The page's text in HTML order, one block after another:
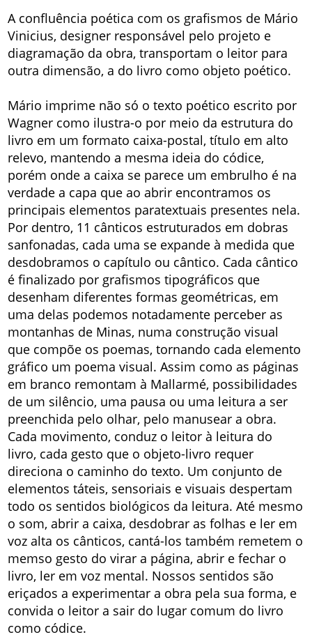
A confluência poética com os grafismos de Mário
Vinicius, designer responsável pelo projeto e
diagramação da obra, transportam o leitor para
outra dimensão, a do livro como objeto poético.
Mário imprime não só o texto poético escrito por
Wagner como ilustra-o por meio da estrutura do
livro em um formato caixa-postal, título em alto
relevo, mantendo a mesma ideia do códice,
porém onde a caixa se parece um embrulho é na
verdade a capa que ao abrir encontramos os
principais elementos paratextuais presentes nela.
Por dentro, 11 cânticos estruturados em dobras
sanfonadas, cada uma se expande à medida que
desdobramos o capítulo ou cântico. Cada cântico
é finalizado por grafismos tipográficos que
desenham diferentes formas geométricas, em
uma delas podemos notadamente perceber as
montanhas de Minas, numa construção visual
que compõe os poemas, tornando cada elemento
gráfico um poema visual. Assim como as páginas
em branco remontam à Mallarmé, possibilidades
de um silêncio, uma pausa ou uma leitura a ser
preenchida pelo olhar, pelo manusear a obra.
Cada movimento, conduz o leitor à leitura do
livro, cada gesto que o objeto-livro requer
direciona o caminho do texto. Um conjunto de
elementos táteis, sensoriais e visuais despertam
todo os sentidos biológicos da leitura. Até mesmo
o som, abrir a caixa, desdobrar as folhas e ler em
voz alta os cânticos, cantá-los também remetem o
memso gesto do virar a página, abrir e fechar o
livro, ler em voz mental. Nossos sentidos são
eriçados a experimentar a obra pela sua forma, e
convida o leitor a sair do lugar comum do livro
como códice.